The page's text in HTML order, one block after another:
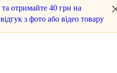
та отримайте 40 грн на
з фото або відео товару